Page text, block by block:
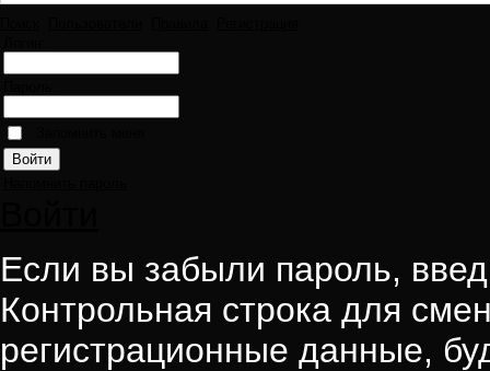
Если вы забыли пароль,
Контрольная строка для
регистрационные данные,